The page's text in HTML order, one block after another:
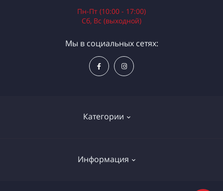
Категории
Электроинструменты
Информация
Пн-Пт (10:00 - 17:00)
Сб, Вс (выходной)
Мы в социальных сетях: